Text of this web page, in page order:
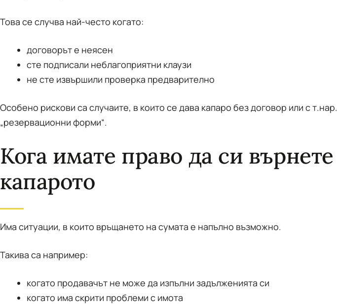
Това се случва най-често когато:
договорът е неясен
сте подписали неблагоприятни клаузи
не сте извършили проверка предварително
Особено рискови са случаите, в които се дава капаро без договор или с т.нар.
„резервационни форми“.
Кога имате право да си върнете
капарото
Има ситуации, в които връщането на сумата е напълно възможно.
Такива са например:
когато продавачът не може да изпълни задълженията си
когато има скрити проблеми с имота